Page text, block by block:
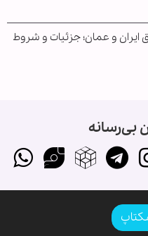
ایران و عمان؛ جزئیات و شروط
بی‌رسانه